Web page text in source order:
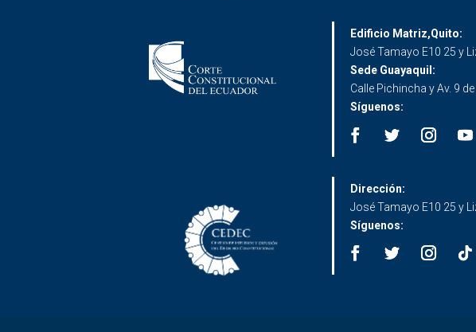
Edificio Matriz,Quito:
José Tamayo E10 25 y
Sede Guayaquil:
Calle Pichincha y Av. 9
Síguenos:
Dirección:
José Tamayo E10 25 y
Síguenos: